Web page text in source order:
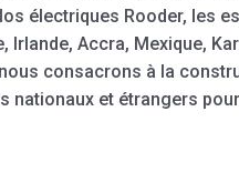
électriques Rooder, les
Accra, Mexique,
consacrons à la
et étrangers